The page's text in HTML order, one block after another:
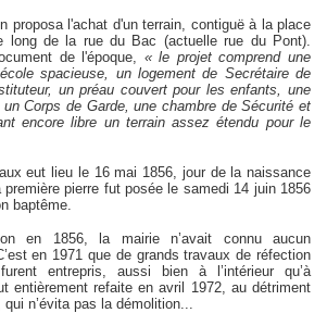
proposa l'achat d'un terrain, contiguë à la place
long de la rue du Bac (actuelle rue du Pont).
de l'époque, « le projet comprend une
spacieuse, un logement de Secrétaire de
un préau couvert pour les enfants, une
Corps de Garde, une chambre de Sécurité et
encore libre un terrain assez étendu pour le
eut lieu le 16 mai 1856, jour de la naissance
pierre fut posée le samedi 14 juin 1856
baptême.
en 1856, la mairie n’avait connu aucun
en 1971 que de grands travaux de réfection
entrepris, aussi bien à l’intérieur qu’à
entièrement refaite en avril 1972, au détriment
qui n’évita pas la démolition...